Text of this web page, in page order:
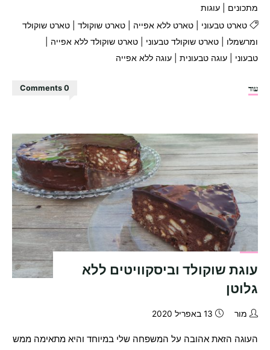
מתכונים
עוגות
טארט טבעוני
טארט ללא אפייה טארט שוקולד| טארט שוקולד
ומרשמלו |טארט שוקולד טבעוני |טארט שוקולד ללא אפייה
טבעוני |עוגה טבעונית |עוגה ללא אפייה
עוד"טארט
ללא
אפייה!"
0 Comments
עוגת שוקולד וביסקוויטים ללא
גלוטן
מור 13 באפריל 2020
העוגה הזאת אהובה על המשפחה שלי במיוחד והיא מתאימה ממש